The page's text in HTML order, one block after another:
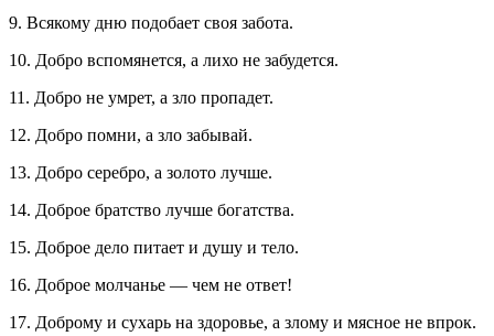
9. Всякому дню подобает своя забота.
10. Добро вспомянется, а лихо не забудется.
11. Добро не умрет, а зло пропадет.
12. Добро помни, а зло забывай.
13. Добро серебро, а золото лучше.
14. Доброе братство лучше богатства.
15. Доброе дело питает и душу и тело.
16. Доброе молчанье — чем не ответ!
17. Доброму и сухарь на здоровье, а злому и мясное не впрок.